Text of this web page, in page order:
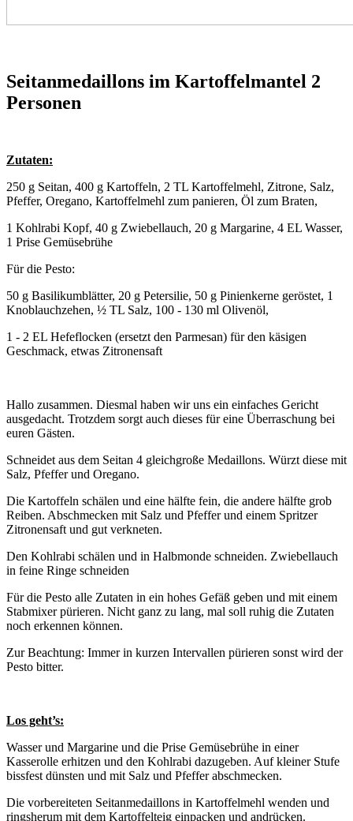
Seitanmedaillons im Kartoffelmantel 2
Personen
Zutaten:
250 g Seitan, 400 g Kartoffeln, 2 TL Kartoffelmehl, Zitrone, Salz,
Pfeffer, Oregano, Kartoffelmehl zum panieren, Öl zum Braten,
1 Kohlrabi Kopf, 40 g Zwiebellauch, 20 g Margarine, 4 EL Wasser,
1 Prise Gemüsebrühe
Für die Pesto:
50 g Basilikumblätter, 20 g Petersilie, 50 g Pinienkerne geröstet, 1
Knoblauchzehen, ½ TL Salz, 100 - 130 ml Olivenöl,
1 - 2 EL Hefeflocken (ersetzt den Parmesan) für den käsigen
Geschmack, etwas Zitronensaft
Hallo zusammen. Diesmal haben wir uns ein einfaches Gericht
ausgedacht. Trotzdem sorgt auch dieses für eine Überraschung bei
euren Gästen.
Schneidet aus dem Seitan 4 gleichgroße Medaillons. Würzt diese mit
Salz, Pfeffer und Oregano.
Die Kartoffeln schälen und eine hälfte fein, die andere hälfte grob
Reiben. Abschmecken mit Salz und Pfeffer und einem Spritzer
Zitronensaft und gut verkneten.
Den Kohlrabi schälen und in Halbmonde schneiden. Zwiebellauch
in feine Ringe schneiden
Für die Pesto alle Zutaten in ein hohes Gefäß geben und mit einem
Stabmixer pürieren. Nicht ganz zu lang, mal soll ruhig die Zutaten
noch erkennen können.
Zur Beachtung: Immer in kurzen Intervallen pürieren sonst wird der
Pesto bitter.
Los geht’s:
Wasser und Margarine und die Prise Gemüsebrühe in einer
Kasserolle erhitzen und den Kohlrabi dazugeben. Auf kleiner Stufe
bissfest dünsten und mit Salz und Pfeffer abschmecken.
Die vorbereiteten Seitanmedaillons in Kartoffelmehl wenden und
ringsherum mit dem Kartoffelteig einpacken und andrücken.